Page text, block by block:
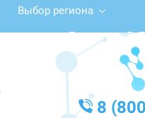
Выбор региона
Лесная ул., 5,
с
График
8